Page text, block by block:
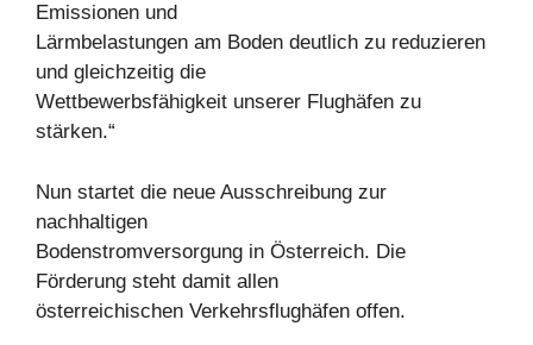
Emissionen und
Lärmbelastungen am Boden deutlich zu reduzieren
und gleichzeitig die
Wettbewerbsfähigkeit unserer Flughäfen zu
stärken.“
Nun startet die neue Ausschreibung zur
nachhaltigen
Bodenstromversorgung in Österreich. Die
Förderung steht damit allen
österreichischen Verkehrsflughäfen offen.